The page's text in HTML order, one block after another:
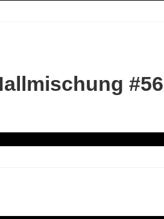
#56